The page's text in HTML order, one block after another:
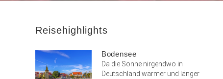
Reisehighlights
Bodensee
Da die Sonne nirgendwo in
Deutschland wärmer und länger